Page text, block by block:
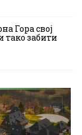
Гора свој
тако забити